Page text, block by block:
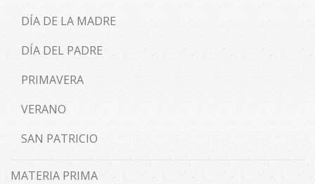
DÍA DE LA MADRE
DÍA DEL PADRE
PRIMAVERA
VERANO
SAN PATRICIO
MATERIA PRIMA